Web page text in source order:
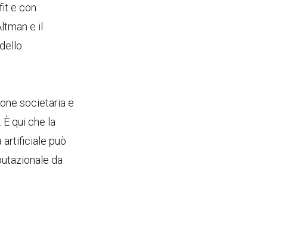
e con
e il
societaria e
qui che la
artificiale può
da